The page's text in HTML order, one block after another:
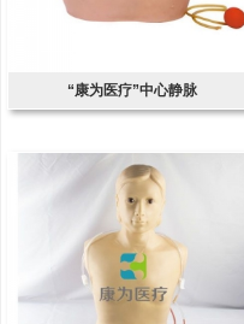
“康为医疗”中心静脉